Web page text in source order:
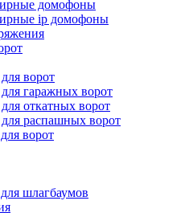
домофоны
ip домофоны
ворот
гаражных ворот
откатных ворот
распашных ворот
ворот
шлагбаумов